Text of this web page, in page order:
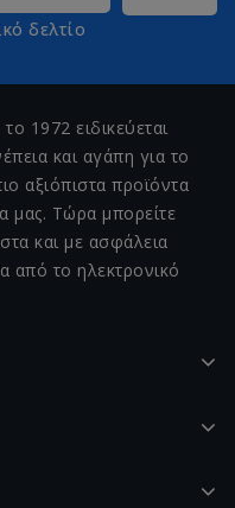
δελτίο
1972 ειδικεύεται
και αγάπη για το
αξιόπιστα προϊόντα
μας. Τώρα μπορείτε
και με ασφάλεια
από το ηλεκτρονικό